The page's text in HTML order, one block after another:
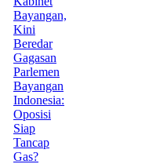
Bayangan,
Kini
Beredar
Gagasan
Parlemen
Bayangan
Indonesia:
Oposisi
Siap
Tancap
Gas?